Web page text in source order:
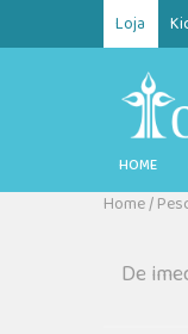
Loja
HOME
Home/
De